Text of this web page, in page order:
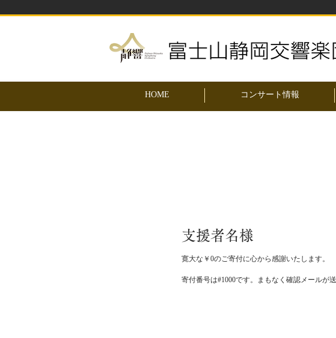
HOME コンサート情報
支援者名様
寛大な￥0のご寄付に心から感謝いたします。
寄付番号は#1000です。まもなく確認メールが送